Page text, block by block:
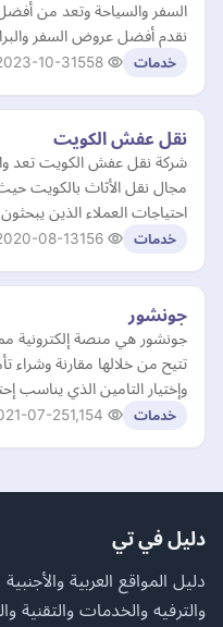
السفر والسياحة وتعد من
نقدم أفضل عروض السفر
خدمات 10-31
نقل عفش الكويت
شركة نقل عفش الكويت تعد
مجال نقل الأثاث بالكويت
احتياجات العملاء الذين
خدمات 08-13
جونشور
جونشور هي منصة إلكترونية
تتيح من خلالها مقارنة وشراء
وإختيار التامين الذي يناسب
خدمات 07-25
دليل في تي
دليل المواقع العربية
والترفيه والخدمات والتقنية